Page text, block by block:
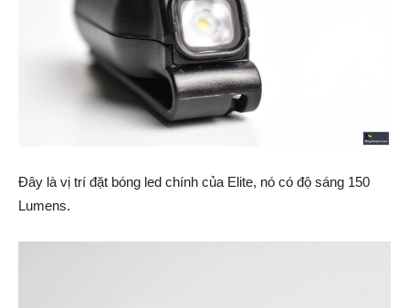
Đây là vị trí đặt bóng led chính của Elite, nó có độ sáng 150
Lumens.